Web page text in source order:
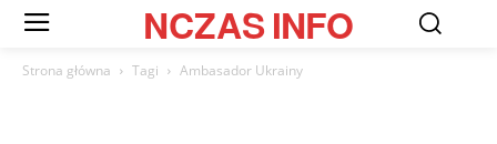
NCZASINFO
Strona główna Tagi Ambasador Ukrainy